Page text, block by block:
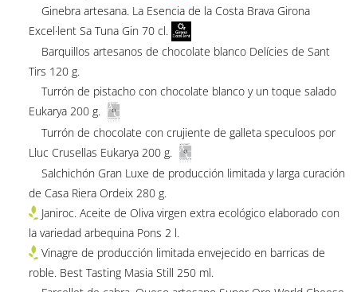
Ginebra artesana. La Esencia de la Costa Brava Girona
Excel·lent Sa Tuna Gin 70 cl.
Barquillos artesanos de chocolate blanco Delícies de Sant
Tirs 120 g.
Turrón de pistacho con chocolate blanco y un toque salado
Eukarya 200 g.
Turrón de chocolate con crujiente de galleta speculoos por
Lluc Crusellas Eukarya 200 g.
Salchichón Gran Luxe de producción limitada y larga curación
de Casa Riera Ordeix 280 g.
Janiroc. Aceite de Oliva virgen extra ecológico elaborado con
la variedad arbequina Pons 2 l.
Vinagre de producción limitada envejecido en barricas de
roble. Best Tasting Masia Still 250 ml.